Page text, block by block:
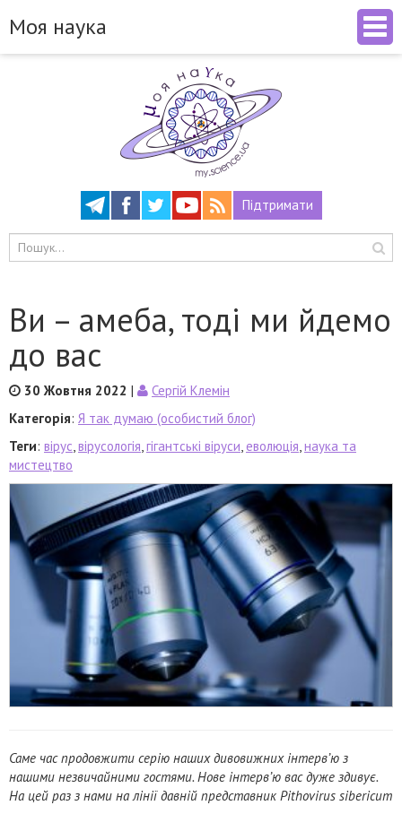
Підтримати
Моя наука
Ви – амеба, тоді ми йдемо
до вас
30 Жовтня 2022 |
Сергій Клемін
Категорія: Я так думаю (особистий блог)
Теги: вірус,вірусологія,гігантські віруси,еволюція,наука та
мистецтво
Саме час продовжити серію наших дивовижних інтерв’ю з
нашими незвичайними гостями. Нове інтерв’ю вас дуже здивує.
На цей раз з нами на лінії давній представник Pithovirus sibericum